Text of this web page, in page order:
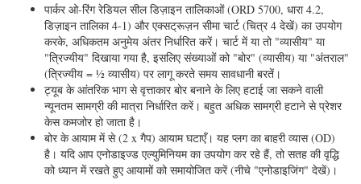
पार्कर ओ-रिंग रेडियल सील डिज़ाइन तालिकाओं (ORD 5700, धारा 4.2,
डिज़ाइन तालिका 4-1) और एक्सट्रूज़न सीमा चार्ट (चित्र 4 देखें) का उपयोग
करके, अधिकतम अनुमेय अंतर निर्धारित करें। चार्ट में या तो "व्यासीय" या
"त्रिज्यीय" दिखाया गया है, इसलिए संख्याओं को "बोर" (व्यासीय) या "अंतराल"
(त्रिज्यीय = ½ व्यासीय) पर लागू करते समय सावधानी बरतें।
ट्यूब के आंतरिक भाग से वृत्ताकार बोर बनाने के लिए हटाई जा सकने वाली
न्यूनतम सामग्री की मात्रा निर्धारित करें। बहुत अधिक सामग्री हटाने से प्रेशर
केस कमजोर हो जाता है।
बोर के आयाम में से (2 x गैप) आयाम घटाएँ। यह प्लग का बाहरी व्यास (OD)
है। यदि आप एनोडाइज्ड एल्युमिनियम का उपयोग कर रहे हैं, तो सतह की वृद्धि
को ध्यान में रखते हुए आयामों को समायोजित करें (नीचे "एनोडाइजिंग" देखें)।